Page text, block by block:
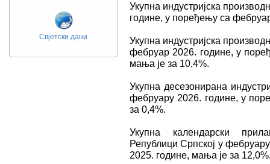
Свјетски дани
Укупна индустријска
године, у поређењу са
Укупна индустријска
фебруар 2026. године, у
мања је за 10,4%.
Укупна десезонирана
фебруару 2026. године, у
за 0,4%.
Укупна календарски
Републици Српској у
2025. године, мања је за